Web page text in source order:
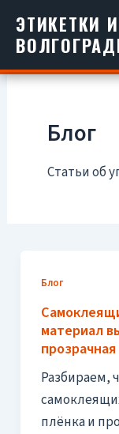
содержимому
ЭТИКЕТКИ
Блог
Статьи об
Блог
материал
прозрачная
Разбираем,
плёнка и